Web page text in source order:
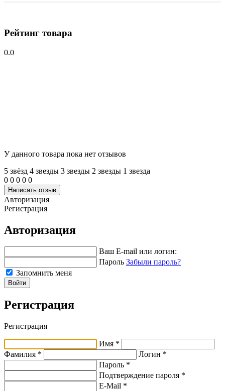
Рейтинг товара
0.0
У данного товара пока нет отзывов
5 звёзд 4 звeзды 3 звeзды 2 звeзды 1 звeзда
0 0 0 0 0
Написать отзыв
Авторизация
Регистрация
Авторизация
Ваш E-mail или логин:
Пароль Забыли пароль?
Запомнить меня
Войти
Регистрация
Регистрация
Имя *
Фамилия *
Логин *
Пароль *
Подтверждение пароля *
E-Mail *